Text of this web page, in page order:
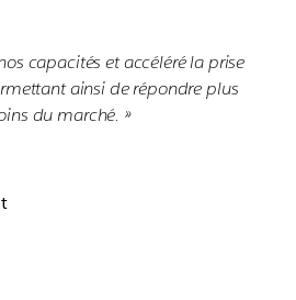
capacités et accéléré la prise
ainsi de répondre plus
du marché. »